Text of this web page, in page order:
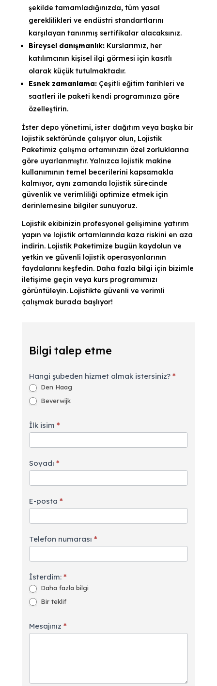
şekilde tamamladığınızda, tüm yasal
gereklilikleri ve endüstri standartlarını
karşılayan tanınmış sertifikalar alacaksınız.
Bireysel danışmanlık:Kurslarımız, her
katılımcının kişisel ilgi görmesi için kasıtlı
olarak küçük tutulmaktadır.
Esnek zamanlama:Çeşitli eğitim tarihleri ve
saatleri ile paketi kendi programınıza göre
özelleştirin.
İster depo yönetimi, ister dağıtım veya başka bir
lojistik sektöründe çalışıyor olun, Lojistik
Paketimiz çalışma ortamınızın özel zorluklarına
göre uyarlanmıştır. Yalnızca lojistik makine
kullanımının temel becerilerini kapsamakla
kalmıyor, aynı zamanda lojistik sürecinde
güvenlik ve verimliliği optimize etmek için
derinlemesine bilgiler sunuyoruz.
Lojistik ekibinizin profesyonel gelişimine yatırım
yapın ve lojistik ortamlarında kaza riskini en aza
indirin. Lojistik Paketimize bugün kaydolun ve
yetkin ve güvenli lojistik operasyonlarının
faydalarını keşfedin. Daha fazla bilgi için bizimle
iletişime geçin veya kurs programımızı
görüntüleyin. Lojistikte güvenli ve verimli
çalışmak burada başlıyor!
talep
etme
Bilgi talep etme
Hangi şubeden hizmet almak istersiniz? *
Den Haag
Beverwijk
İlk isim *
Soyadı *
E-posta *
Telefon numarası *
İsterdim: *
Daha fazla bilgi
Bir teklif
Mesajınız *